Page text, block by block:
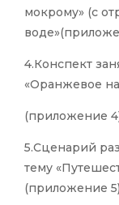
мокрому» (с
4.Конспект
«Оранжевое
(приложение
5.Сценарий
тему
(приложение 5)